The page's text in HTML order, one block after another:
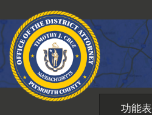
到
內
功能表